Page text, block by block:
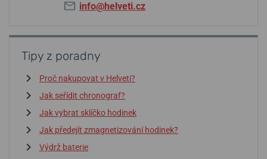
info@helveti.cz
Tipy z poradny
Proč nakupovat v Helveti?
Jak seřídit chronograf?
Jak vybrat sklíčko hodinek
Jak předejít zmagnetizování hodinek?
Výdrž baterie